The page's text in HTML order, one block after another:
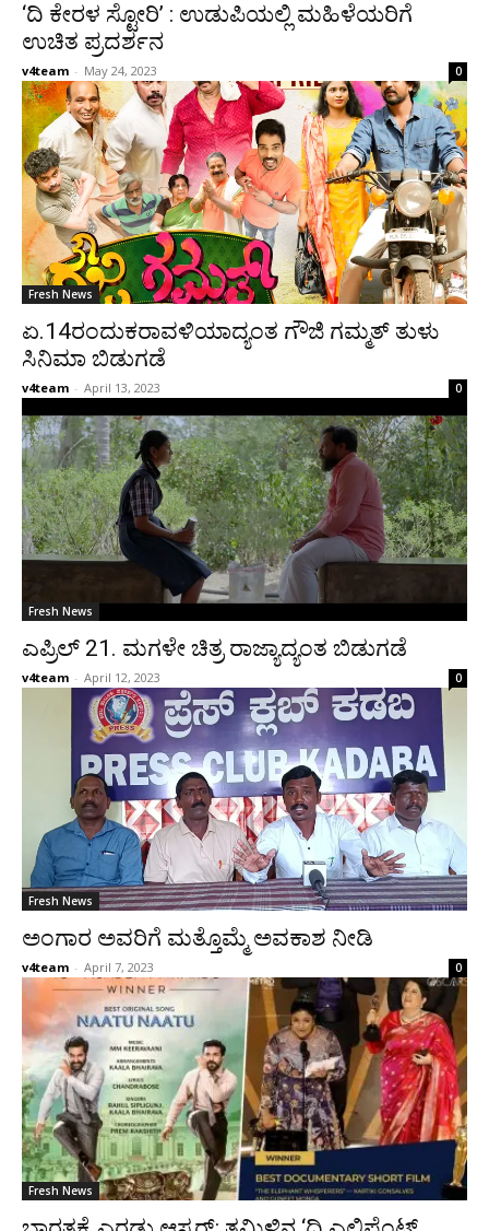
‘ದಿ ಕೇರಳ ಸ್ಟೋರಿ’ : ಉಡುಪಿಯಲ್ಲಿ ಮಹಿಳೆಯರಿಗೆ
ಉಚಿತ ಪ್ರದರ್ಶನ
v4team - May 24, 2023 0
Fresh News
ಏ.14ರಂದುಕರಾವಳಿಯಾದ್ಯಂತ ಗೌಜಿ ಗಮ್ಮತ್ ತುಳು
ಸಿನಿಮಾ ಬಿಡುಗಡೆ
v4team - April 13, 2023 0
Fresh News
ಎಪ್ರಿಲ್ 21. ಮಗಳೇ ಚಿತ್ರ ರಾಜ್ಯಾದ್ಯಂತ ಬಿಡುಗಡೆ
v4team - April 12, 2023 0
Fresh News
ಅಂಗಾರ ಅವರಿಗೆ ಮತ್ತೊಮ್ಮೆ ಅವಕಾಶ ನೀಡಿ
v4team - April 7, 2023 0
Fresh News